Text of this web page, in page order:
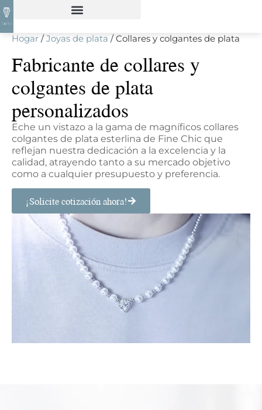
Hogar /Joyas de plata / Collares y colgantes de plata
Fabricante de collares y
colgantes de plata
personalizados
Eche un vistazo a la gama de magníficos collares
colgantes de plata esterlina de Fine Chic que
reflejan nuestra dedicación a la excelencia y la
calidad, atrayendo tanto a su mercado objetivo
como a cualquier presupuesto y preferencia.
¡Solicite cotización ahora!